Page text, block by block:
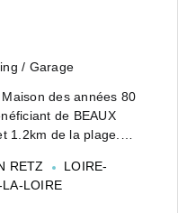
/ Garage
des années 80
de BEAUX
1.2km de la plage.
dans la continuité,
RETZ
LOIRE-
LA-LOIRE